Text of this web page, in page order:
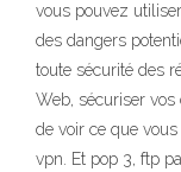
vous pouvez
des dangers
toute sécurité des
Web, sécuriser
de voir ce que
vpn. Et pop 3, ftp